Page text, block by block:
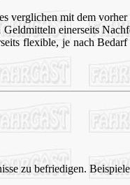
verglichen mit dem vorher
einerseits
flexible, je nach Bedarf
zu befriedigen.